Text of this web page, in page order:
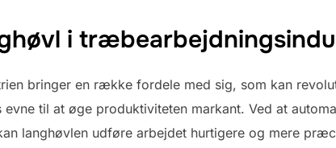
i
bringer en række fordele med sig, som kan
til at øge produktiviteten markant. Ved at
langhøvlen udføre arbejdet hurtigere og mere